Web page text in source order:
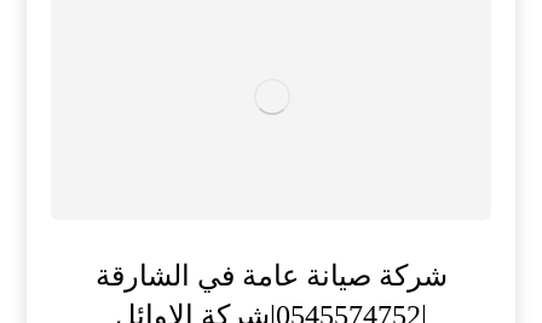
شركة صيانة عامة في الشارقة